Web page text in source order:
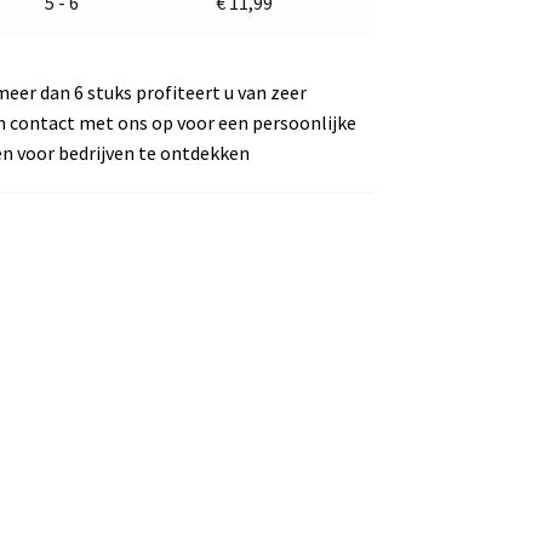
dan 6 stuks profiteert u van zeer
met ons op voor een persoonlijke
voor bedrijven te ontdekken